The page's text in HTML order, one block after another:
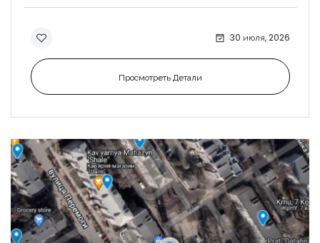
30 июля, 2026
Просмотреть Детали